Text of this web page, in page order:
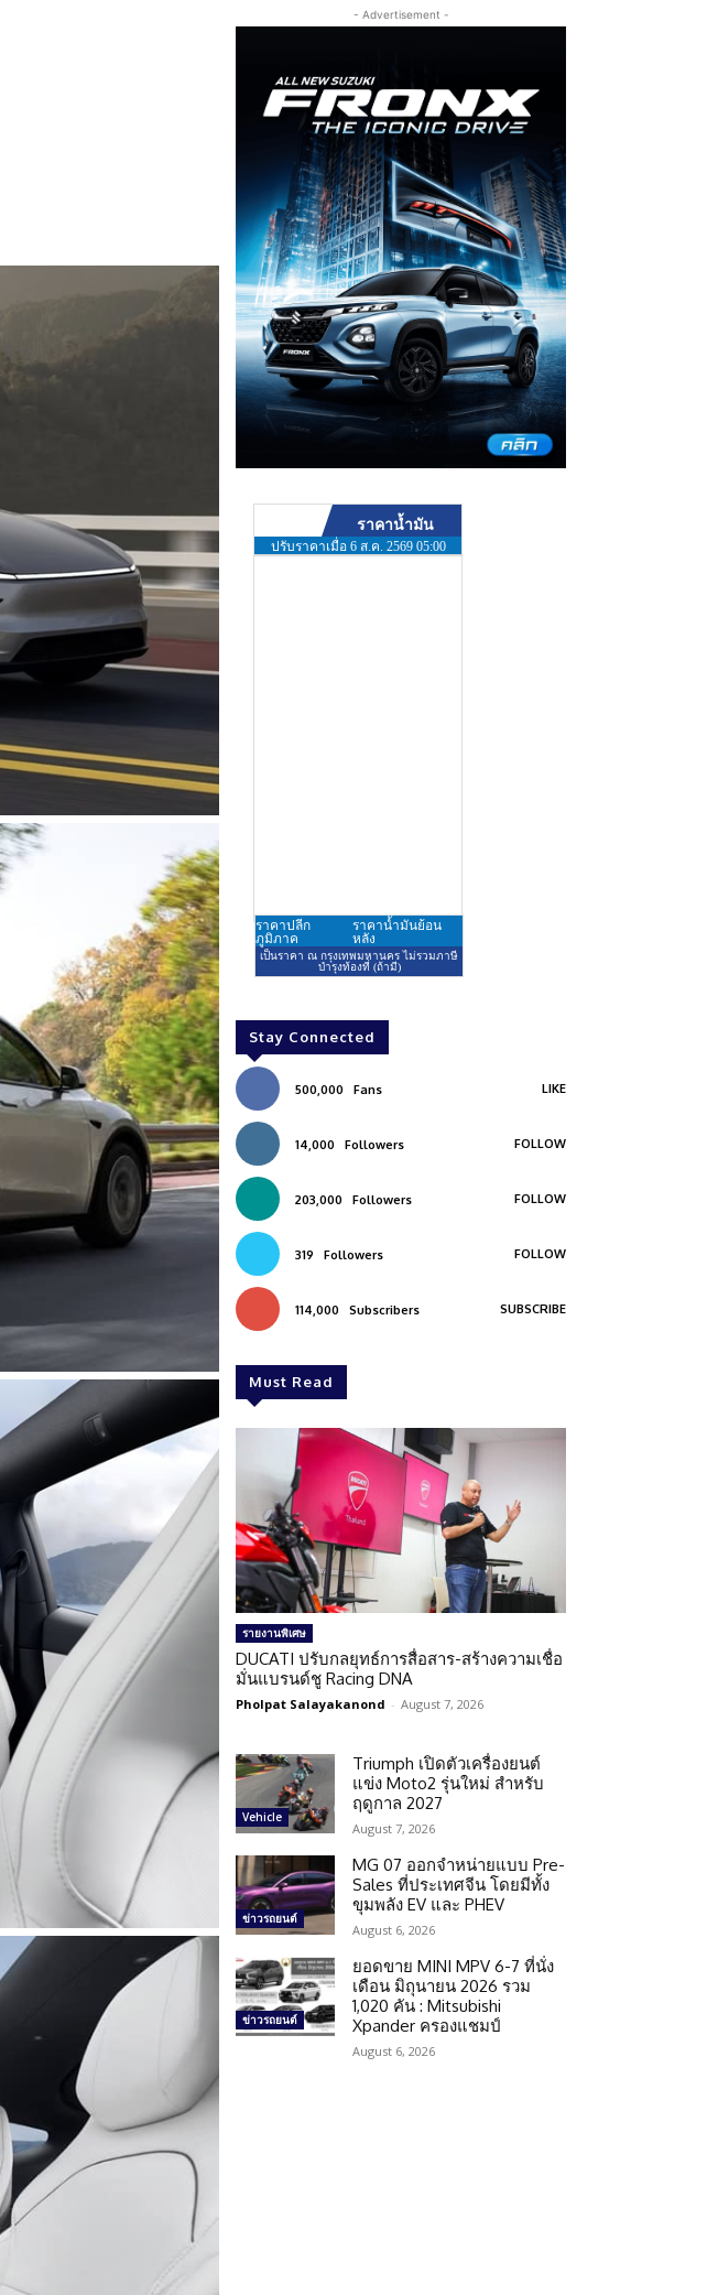
- Advertisement -
Stay Connected
500,000 Fans LIKE
14,000 Followers FOLLOW
203,000 Followers FOLLOW
319 Followers FOLLOW
114,000 Subscribers SUBSCRIBE
Must Read
รายงานพิเศษ
DUCATI ปรับกลยุทธ์การสื่อสาร-สร้างความเชื่อ
มั่นแบรนด์ชู Racing DNA
Pholpat Salayakanond - August 7, 2026
Vehicle
Triumph เปิดตัวเครื่องยนต์
แข่ง Moto2 รุ่นใหม่ สำหรับ
ฤดูกาล 2027
August 7, 2026
ข่าวรถยนต์
MG 07 ออกจำหน่ายแบบ Pre-
Sales ที่ประเทศจีน โดยมีทั้ง
ขุมพลัง EV และ PHEV
August 6, 2026
ข่าวรถยนต์
ยอดขาย MINI MPV 6-7 ที่นั่ง
เดือน มิถุนายน 2026 รวม
1,020 คัน : Mitsubishi
Xpander ครองแชมป์
August 6, 2026